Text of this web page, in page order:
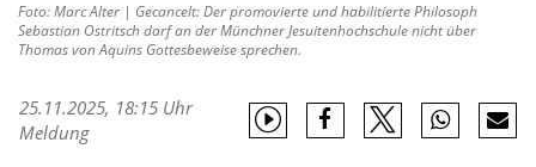
Foto: Marc Alter | Gecancelt: Der promovierte und habilitierte Philosoph
Sebastian Ostritsch darf an der Münchner Jesuitenhochschule nicht über
Thomas von Aquins Gottesbeweise sprechen.
25.11.2025, 18:15 Uhr
Meldung